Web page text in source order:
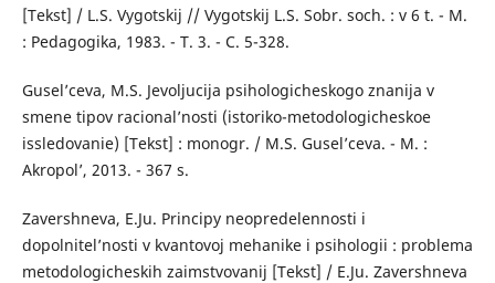
[Tekst] / L.S. Vygotskij // Vygotskij L.S. Sobr. soch. : v 6 t. - M.
: Pedagogika, 1983. - T. 3. - C. 5-328.
Gusel’ceva, M.S. Jevoljucija psihologicheskogo znanija v
smene tipov racional’nosti (istoriko-metodologicheskoe
issledovanie) [Tekst] : monogr. / M.S. Gusel’ceva. - M. :
Akropol’, 2013. - 367 s.
Zavershneva, E.Ju. Principy neopredelennosti i
dopolnitel’nosti v kvantovoj mehanike i psihologii : problema
metodologicheskih zaimstvovanij [Tekst] / E.Ju. Zavershneva